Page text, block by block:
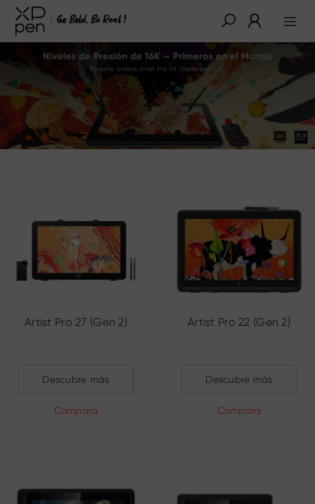
Artist Pro 27 (Gen 2)
Descubre más
Compara
Artist Pro 22 (Gen 2)
Descubre más
Compara